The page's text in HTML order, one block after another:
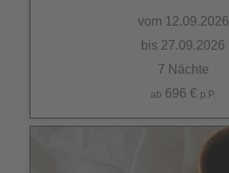
vom 12.09.2026
bis 27.09.2026
7 Nächte
ab 696 € p.P.